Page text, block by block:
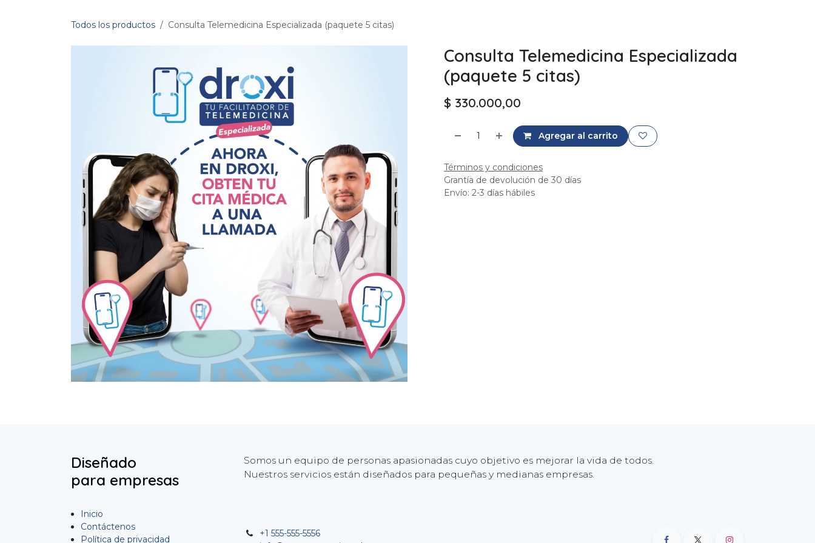
Todos los productos
Consulta Telemedicina Especializada (paquete 5 citas)
Consulta Telemedicina Especializada
(paquete 5 citas)
$ 330.000,00
Agregar al carrito
Términos y condiciones
Grantía de devolución de 30 días
Envío: 2-3 días hábiles
Diseñado
para empresas
Somos un equipo de personas apasionadas cuyo objetivo es mejorar la vida de todos.
Nuestros servicios están diseñados para pequeñas y medianas empresas.
Inicio
Contáctenos
Política de privacidad
+1 555-555-5556